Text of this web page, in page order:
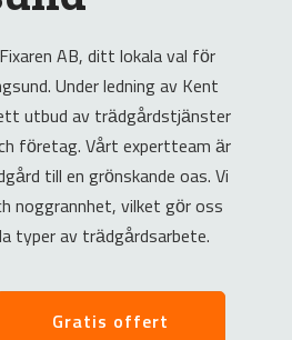
AB, ditt lokala val för
Under ledning av Kent
utbud av trädgårdstjänster
företag. Vårt expertteam är
till en grönskande oas. Vi
noggrannhet, vilket gör oss
typer av trädgårdsarbete.
Gratis offert